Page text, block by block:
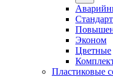
Эконом
Цветные
Пластиковые